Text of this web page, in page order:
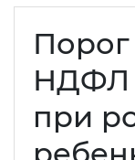
НДФЛ
при